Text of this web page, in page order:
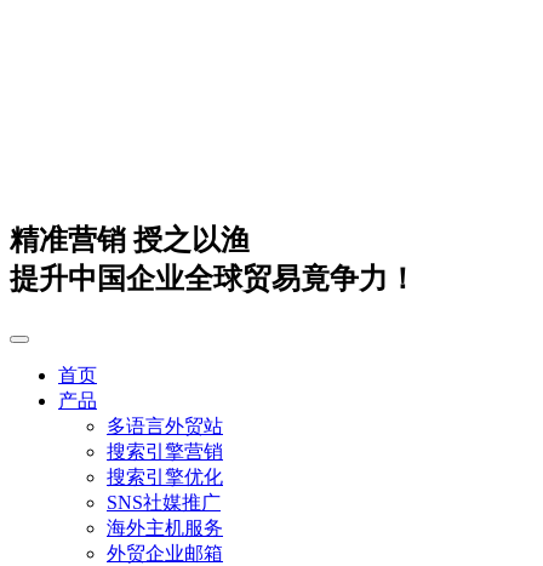
精准营销 授之以渔
提升中国企业全球贸易竟争力！
首页
产品
多语言外贸站
搜索引擎营销
搜索引擎优化
SNS社媒推广
海外主机服务
外贸企业邮箱